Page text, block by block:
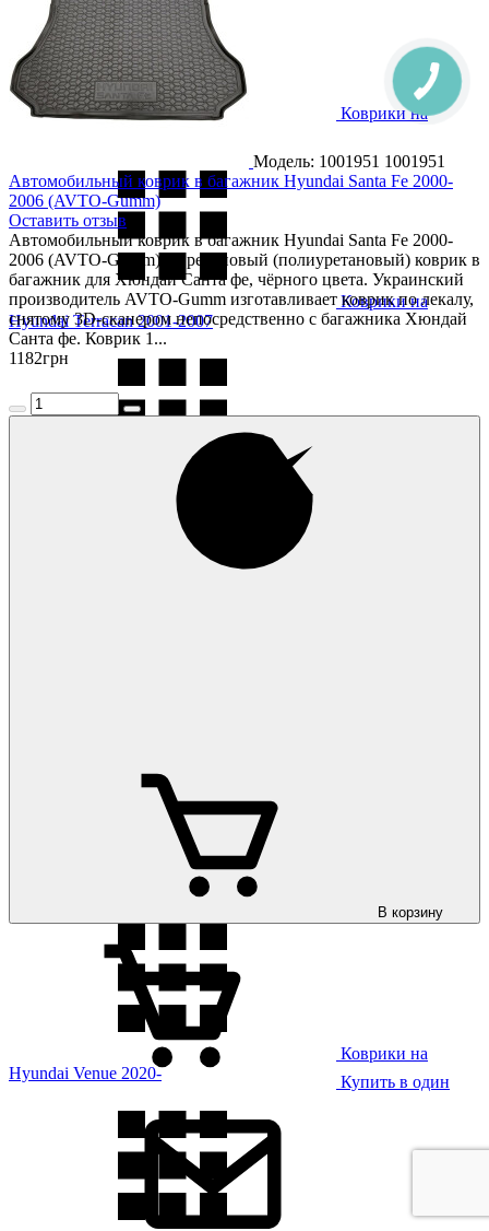
Коврики на
Коврики на
Hyundai Terracan 2001-2007
Коврики на
Hyundai Venue 2020-
Модель: 1001951 1001951
Автомобильный коврик в багажник Hyundai Santa Fe 2000-
2006 (AVTO-Gumm)
Оставить отзыв
Автомобильный коврик в багажник Hyundai Santa Fe 2000-
2006 (AVTO-Gumm) — резиновый (полиуретановый) коврик в
багажник для Хюндай Санта фе, чёрного цвета. Украинский
производитель AVTO-Gumm изготавливает коврик по лекалу,
снятому 3D-сканером непосредственно с багажника Хюндай
Санта фе. Коврик 1...
1182грн
В корзину
Купить в один